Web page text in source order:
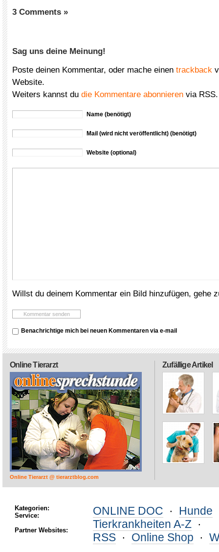
3 Comments »
Sag uns deine Meinung!
Poste deinen Kommentar, oder mache einen trackback
Website.
Weiters kannst du die Kommentare abonnieren via RSS.
Name (benötigt)
Mail (wird nicht veröffentlicht) (benötigt)
Website (optional)
Willst du deinem Kommentar ein Bild hinzufügen, gehe
Benachrichtige mich bei neuen Kommentaren via e-mail
Zufällige Artikel
Online Tierarzt
Online Tierarzt @ tierarztblog.com
Kategorien:
Service:
Partner Websites:
ONLINE DOC · Hunde
Tierkrankheiten A-Z ·
RSS · Online Shop ·